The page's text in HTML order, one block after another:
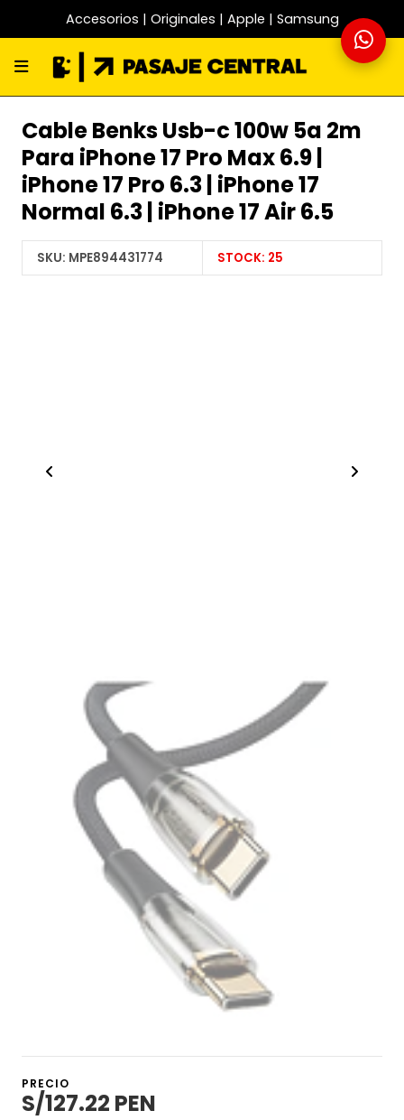
Accesorios | Originales | Apple | Samsung
Cable Benks Usb-c 100w 5a 2m
Para iPhone 17 Pro Max 6.9 |
iPhone 17 Pro 6.3 | iPhone 17
Normal 6.3 | iPhone 17 Air 6.5
SKU: MPE894431774 STOCK: 25
PRECIO
S/127.22 PEN